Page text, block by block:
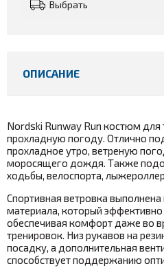
Выбрать
ОПИСАНИЕ
Nordski Runway Run костюм для
прохладную погоду. Отлично
прохладное утро, ветреную
моросящего дождя. Также
ходьбы, велоспорта,
Спортивная ветровка выполнена
материала, который эффективно
обеспечивая комфорт даже во
тренировок. Низ рукавов на
посадку, а дополнительная
способствует поддержанию